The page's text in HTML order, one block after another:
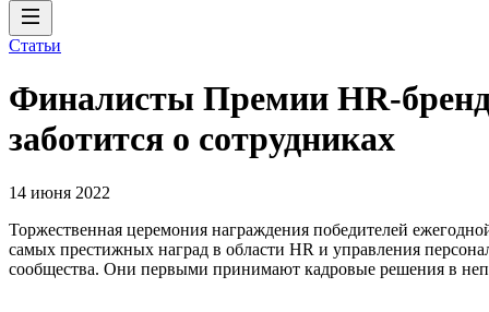
Статьи
Финалисты Премии HR-
заботится о сотрудниках
14 июня 2022
Торжественная церемония награждения победителей
самых престижных наград в области HR и управления
сообщества. Они первыми принимают кадровые решения в